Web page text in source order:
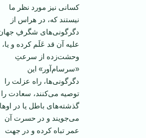
کسانی نیز مورد نظر ما
نیستند که، در هراس از
دگرگونی‌های شگرفِ
علیه آن قد عَلَم کرده و یا،
وحشت‌زده از سرعتِ
«سرسام‌آور» این
دگرگونی‌ها، راه عزلت را
توصیه می‌کنند، سعادت را
گذشته‌های باطل یا در
می‌جویند و در حسرت آن
عمر تباه کرده و در جهت